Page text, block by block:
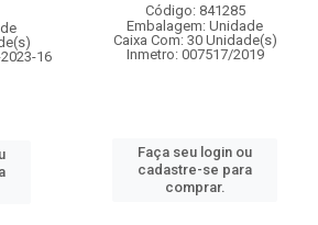
16
Código: 841285
Embalagem: Unidade
Caixa Com: 30 Unidade(s)
Inmetro: 007517/2019
Faça seu login ou
cadastre-se para
comprar.